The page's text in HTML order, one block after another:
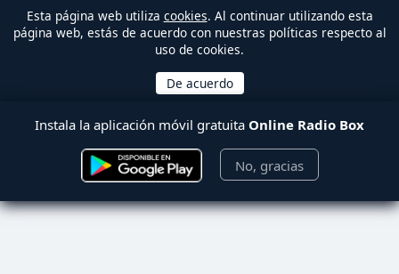
Esta página web utiliza cookies. Al continuar utilizando esta
página web, estás de acuerdo con nuestras políticas respecto al
uso de cookies.
Instala la aplicación móvil gratuita Online Radio Box
No, gracias